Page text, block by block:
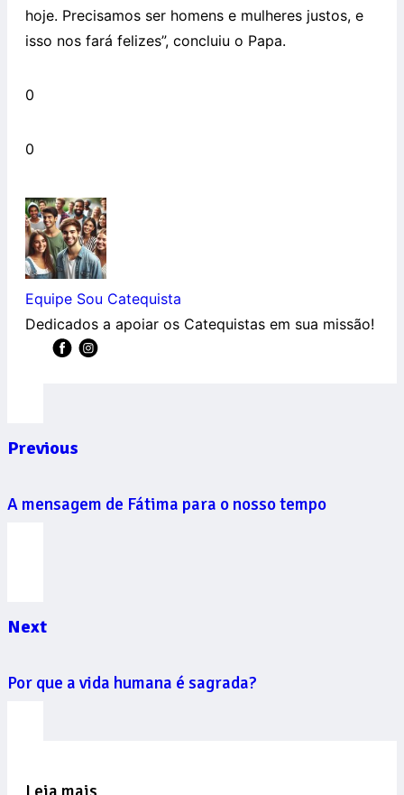
hoje. Precisamos ser homens e mulheres justos, e
isso nos fará felizes”, concluiu o Papa.
0
0
Equipe Sou Catequista
Dedicados a apoiar os Catequistas em sua missão!
Previous
A mensagem de Fátima para o nosso tempo
Next
Por que a vida humana é sagrada?